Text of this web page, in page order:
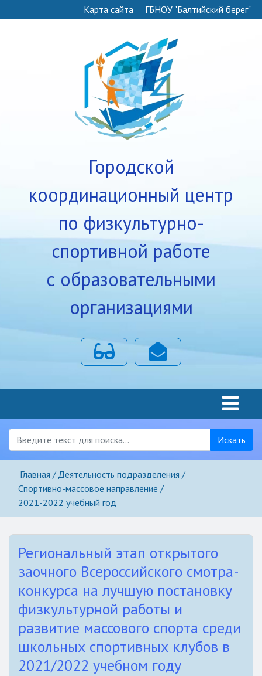
Карта сайта ГБНОУ "Балтийский берег"
Городской
координационный центр
по физкультурно-
спортивной работе
с образовательными
организациями
Для слабовидящих Почта
Искать
Главная
Деятельность подразделения
Спортивно-массовое направление
2021-2022 учебный год
Региональный этап открытого
заочного Всероссийского смотра-
конкурса на лучшую постановку
физкультурной работы и
развитие массового спорта среди
школьных спортивных клубов в
2021/2022 учебном году